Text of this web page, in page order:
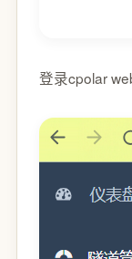
登录cpolar